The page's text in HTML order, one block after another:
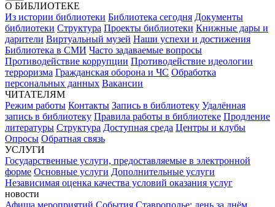
О БИБЛИОТЕКЕ
Из истории библиотеки Библиотека сегодня Документы
библиотеки Структура Проекты библиотеки Книжные дары и
дарители Виртуальный музей Наши успехи и достижения
Библиотека в СМИ Часто задаваемые вопросы
Противодействие коррупции Противодействие идеологии
терроризма Гражданская оборона и ЧС Обработка
персональных данных Вакансии
ЧИТАТЕЛЯМ
Режим работы Контакты Запись в библиотеку Удалённая
запись в библиотеку Правила работы в библиотеке Продление
литературы Структура Доступная среда Центры и клубы
Опросы Обратная связь
УСЛУГИ
Государственные услуги, предоставляемые в электронной
форме Основные услуги Дополнительные услуги
Независимая оценка качества условий оказания услуг
новости
Афиша мероприятий События Ставрополье: день за днём